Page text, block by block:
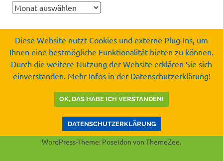
#SommerferienNRW2026
#gemeinschaftunabhaengigertönisvorster
#tönisvorst
Video
GUT - Gemeinschaft Unabhängiger
Tönisvorster
Mittwoch 15th Juli 2026, 8:37
Sie
ältere
Beiträge?
Copyright by
Gemeinschaft Unabhängiger Tönisvorster e.V.
© 2008-2026
WordPress-Theme: Poseidon von ThemeZee.
Diese Website nutzt Cookies und externe Plug-Ins, um
Ihnen eine bestmögliche Funktionalität bieten zu können.
Durch die weitere Nutzung der Website erklären Sie sich
einverstanden. Mehr Infos in der Datenschutzerklärung!
OK, DAS HABE ICH VERSTANDEN!
DATENSCHUTZERKLÄRUNG